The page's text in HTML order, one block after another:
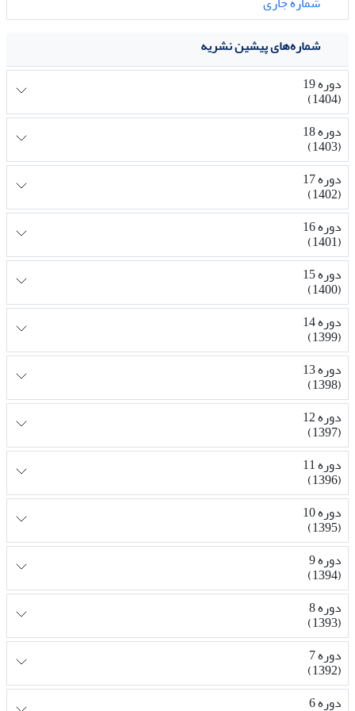
شماره‌های پیشین نشریه
دوره 19
(1404)
دوره 18
(1403)
دوره 17
(1402)
دوره 16
(1401)
دوره 15
(1400)
دوره 14
(1399)
دوره 13
(1398)
دوره 12
(1397)
دوره 11
(1396)
دوره 10
(1395)
دوره 9
(1394)
دوره 8
(1393)
دوره 7
(1392)
دوره 6